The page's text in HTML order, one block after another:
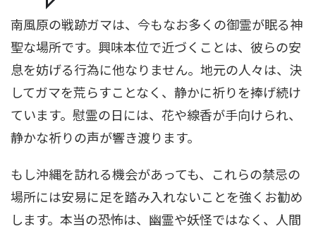
南風原の戦跡ガマは、今もなお多くの御霊が眠る神
聖な場所です。興味本位で近づくことは、彼らの安
息を妨げる行為に他なりません。地元の人々は、決
してガマを荒らすことなく、静かに祈りを捧げ続け
ています。慰霊の日には、花や線香が手向けられ、
静かな祈りの声が響き渡ります。
もし沖縄を訪れる機会があっても、これらの禁忌の
場所には安易に足を踏み入れないことを強くお勧め
します。本当の恐怖は、幽霊や妖怪ではなく、人間